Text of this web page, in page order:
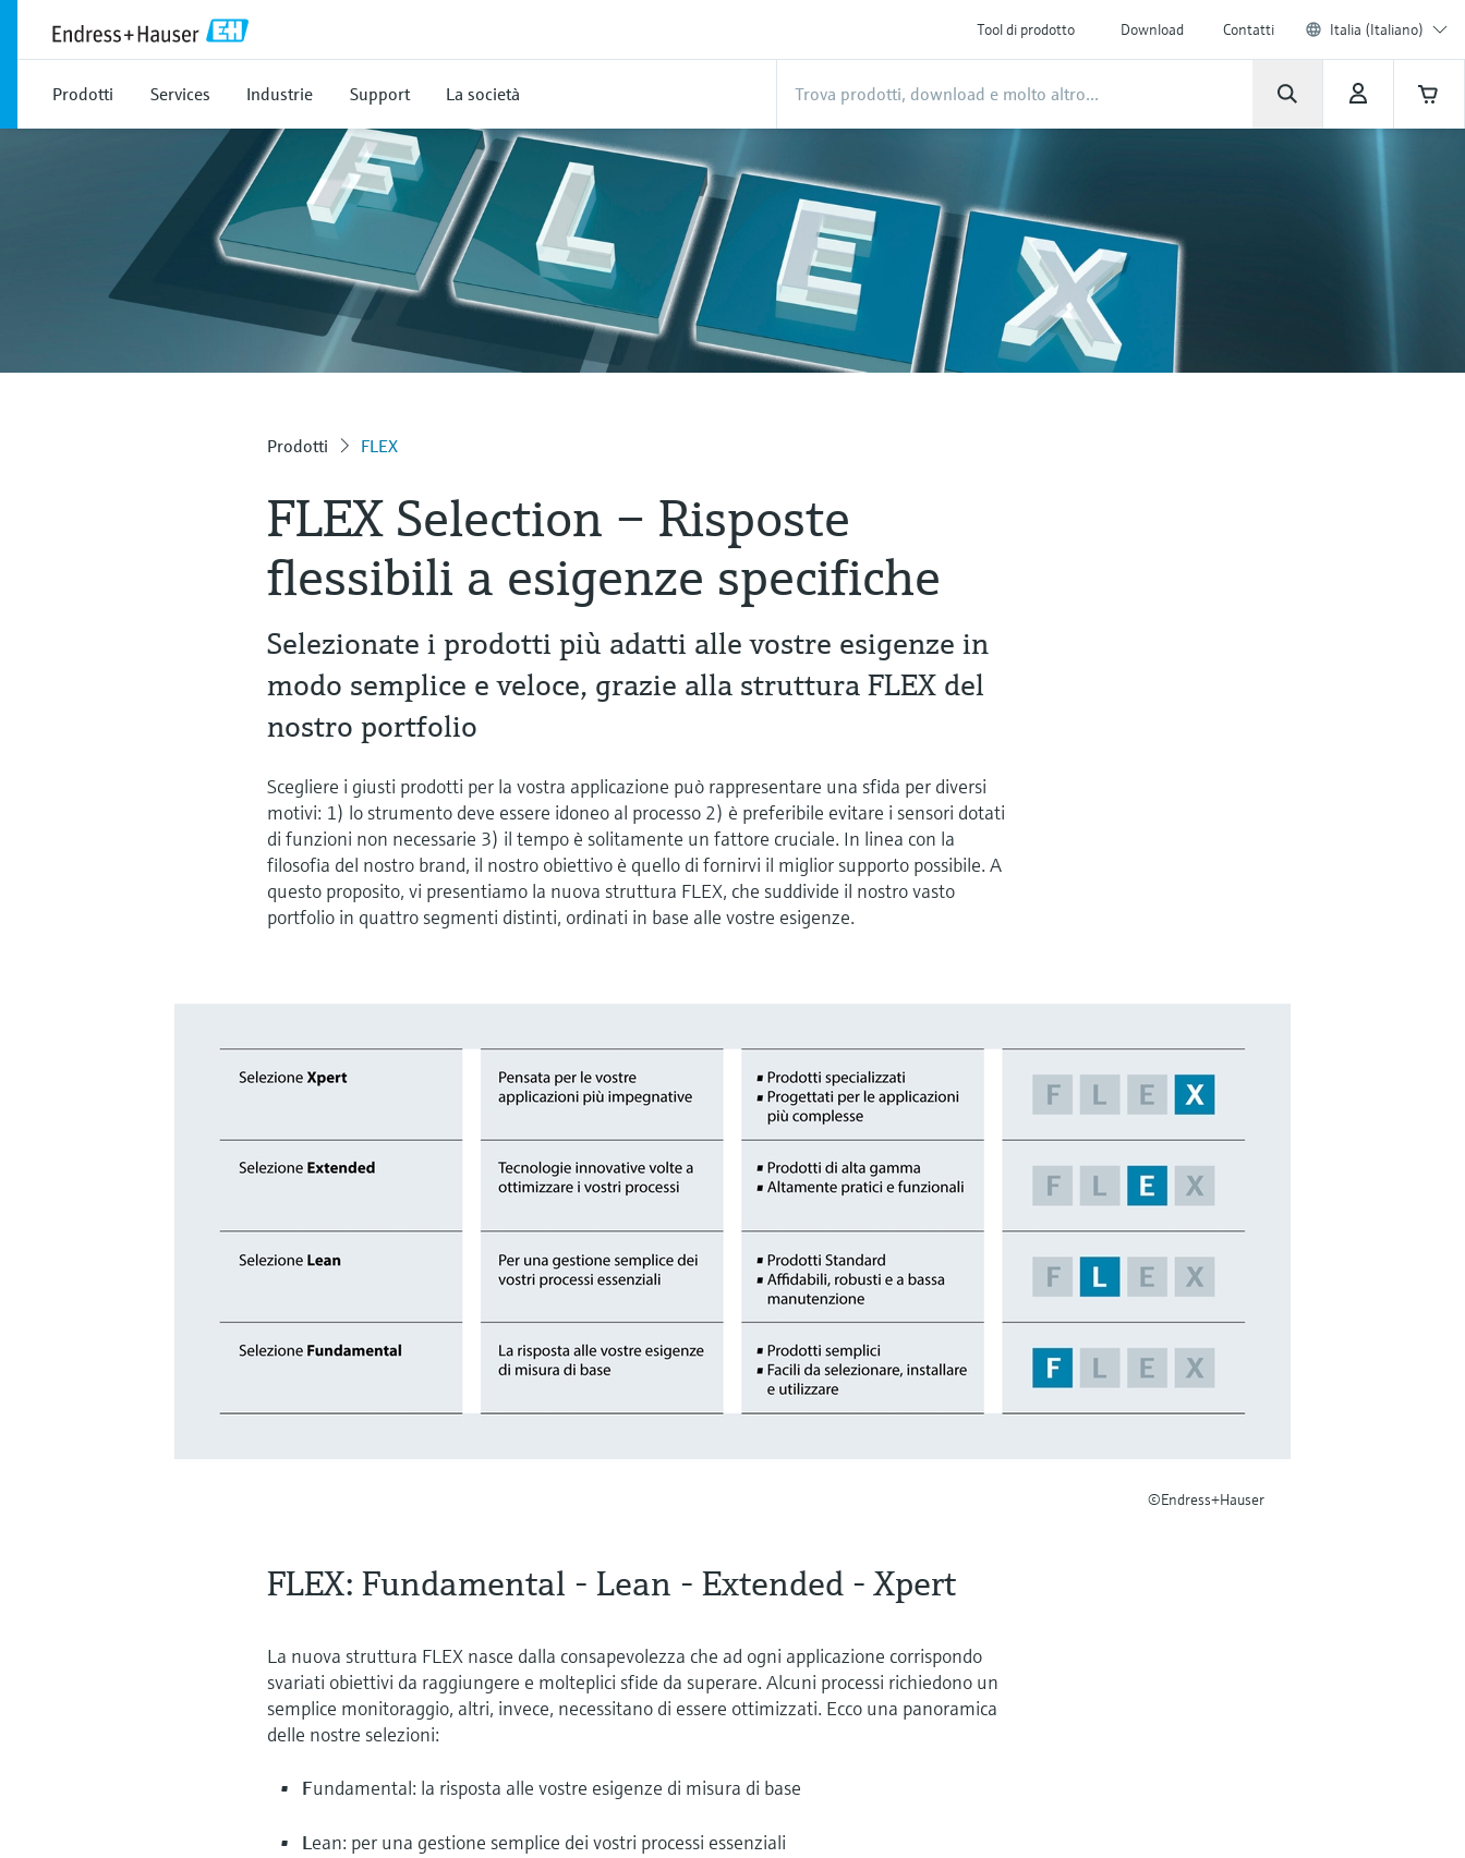
Tool di prodotto Download Contatti Italia (Italiano)
Prodotti Services Industrie Support La società
Prodotti FLEX
FLEX Selection – Risposte
flessibili a esigenze specifiche
Selezionate i prodotti più adatti alle vostre esigenze in
modo semplice e veloce, grazie alla struttura FLEX del
nostro portfolio
Scegliere i giusti prodotti per la vostra applicazione può rappresentare una sfida per diversi
motivi: 1) lo strumento deve essere idoneo al processo 2) è preferibile evitare i sensori dotati
di funzioni non necessarie 3) il tempo è solitamente un fattore cruciale. In linea con la
filosofia del nostro brand, il nostro obiettivo è quello di fornirvi il miglior supporto possibile. A
questo proposito, vi presentiamo la nuova struttura FLEX, che suddivide il nostro vasto
portfolio in quattro segmenti distinti, ordinati in base alle vostre esigenze.
©Endress+Hauser
FLEX: Fundamental - Lean - Extended - Xpert
La nuova struttura FLEX nasce dalla consapevolezza che ad ogni applicazione corrispondo
svariati obiettivi da raggiungere e molteplici sfide da superare. Alcuni processi richiedono un
semplice monitoraggio, altri, invece, necessitano di essere ottimizzati. Ecco una panoramica
delle nostre selezioni:
Fundamental: la risposta alle vostre esigenze di misura di base
Lean: per una gestione semplice dei vostri processi essenziali